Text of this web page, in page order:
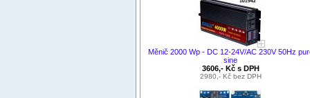
Měnič 2000 Wp - DC 12-24V/AC 230V 50Hz
sine
3606,- Kč s DPH
2980,- Kč bez DPH